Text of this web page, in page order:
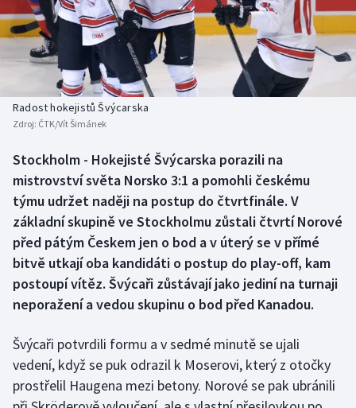
Baseball a softbal
Basketbal
Biatlon
Box
Curling
Dostihy
Florbal
Futsal
Golf
Soutěže
Historické návraty
Aplikace ČT sport
Radost hokejistů Švýcarska
Zdroj: ČTK/Vít Šimánek
Stockholm - Hokejisté Švýcarska porazili na
mistrovství světa Norsko 3:1 a pomohli českému
týmu udržet naději na postup do čtvrtfinále. V
základní skupině ve Stockholmu zůstali čtvrtí Norové
před pátým Českem jen o bod a v úterý se v přímé
bitvě utkají oba kandidáti o postup do play-off, kam
postoupí vítěz. Švýcaři zůstávají jako jediní na turnaji
neporažení a vedou skupinu o bod před Kanadou.
Švýcaři potvrdili formu a v sedmé minutě se ujali
vedení, když se puk odrazil k Moserovi, který z otočky
prostřelil Haugena mezi betony. Norové se pak ubránili